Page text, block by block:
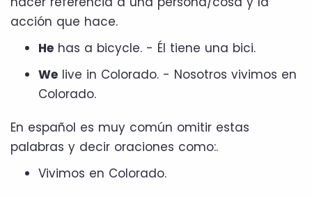
acción que hace.
He has a bicycle. - Él tiene una bici.
We live in Colorado. - Nosotros vivimos en
Colorado.
En español es muy común omitir estas
palabras y decir oraciones como:.
Vivimos en Colorado.